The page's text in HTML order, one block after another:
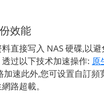
效能
直接写入 NAS 硬碟,以
过以下技术加速操作: 原
加速此外,您可设置自訂
路超載。